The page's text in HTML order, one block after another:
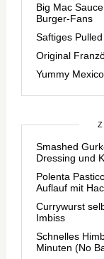
Big Mac
Burger-Fans
Saftiges
Original
Yummy
Smashed
Dressing und
Polenta
Auflauf mit
Currywurst
Imbiss
Schnelles
Minuten (No